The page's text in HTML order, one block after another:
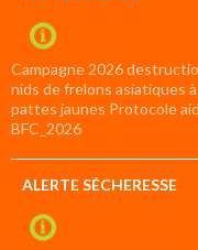
Campagne 2026
nids de frelons asiatiques à
pattes jaunes Protocole
BFC_2026
ALERTE SÉCHERESSE